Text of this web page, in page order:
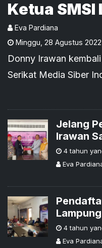
Ketua SMSI
Eva Pardiana
Minggu 28 Agustus 2022
Donny Irawan
Serikat Media Siber
Provinsi (Musprov)
Lampung, Sabtu 27
Jelang
Irawan
Bakal
Lampung
4 tahun
Eva
Ini, Ini
4 tahun
Eva